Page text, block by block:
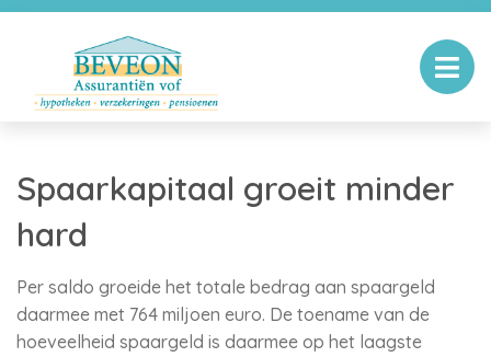
Spaarkapitaal groeit minder
hard
Per saldo groeide het totale bedrag aan spaargeld
daarmee met 764 miljoen euro. De toename van de
hoeveelheid spaargeld is daarmee op het laagste